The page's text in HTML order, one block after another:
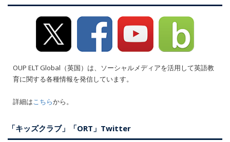
OUP ELT Global（英国）は、ソーシャルメディアを活用して英語教
育に関する各種情報を発信しています。
詳細はこちらから。
「キッズクラブ」「ORT」Twitter